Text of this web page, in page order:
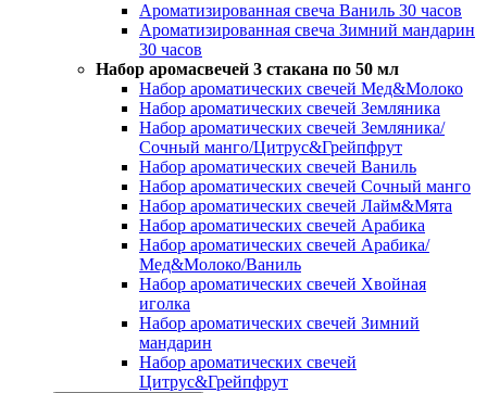
Ароматизированная свеча Ваниль 30 часов
Ароматизированная свеча Зимний мандарин
30 часов
Набор аромасвечей 3 стакана по 50 мл
Набор ароматических свечей Мед&Молоко
Набор ароматических свечей Земляника
Набор ароматических свечей Земляника/
Сочный манго/Цитрус&Грейпфрут
Набор ароматических свечей Ваниль
Набор ароматических свечей Сочный манго
Набор ароматических свечей Лайм&Мята
Набор ароматических свечей Арабика
Набор ароматических свечей Арабика/
Мед&Молоко/Ваниль
Набор ароматических свечей Хвойная
иголка
Набор ароматических свечей Зимний
мандарин
Набор ароматических свечей
Цитрус&Грейпфрут